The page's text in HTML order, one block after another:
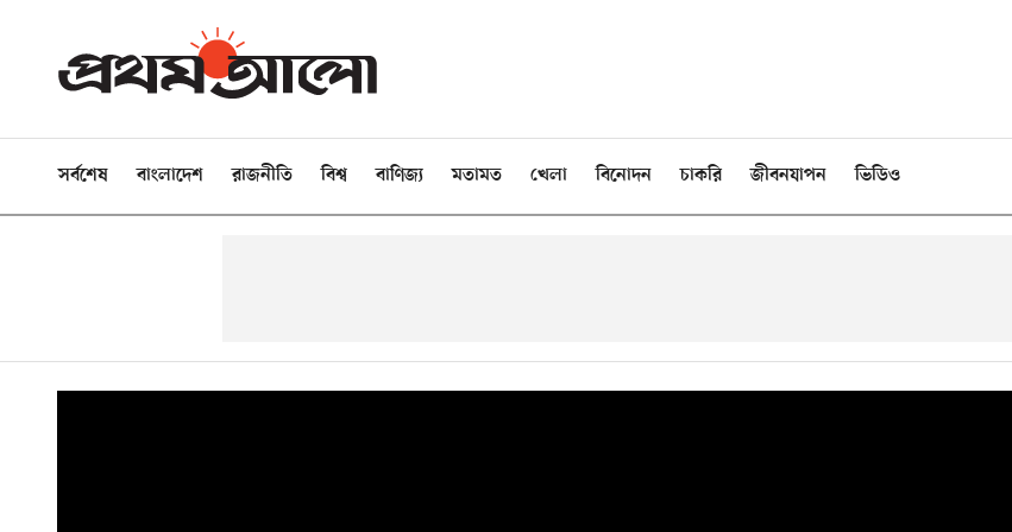
সর্বশেষ বাংলাদেশ রাজনীতি বিশ্ব বাণিজ্য মতামত খেলা বিনোদন চাকরি জীবনযাপন ভিডিও